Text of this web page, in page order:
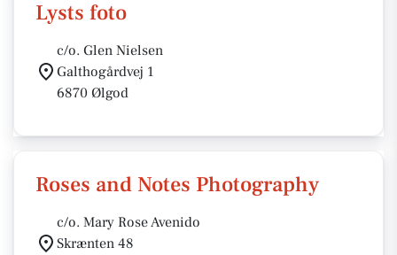
Lysts foto
c/o. Glen Nielsen
Galthogårdvej 1
6870 Ølgod
Roses and Notes Photography
c/o. Mary Rose Avenido
Skrænten 48